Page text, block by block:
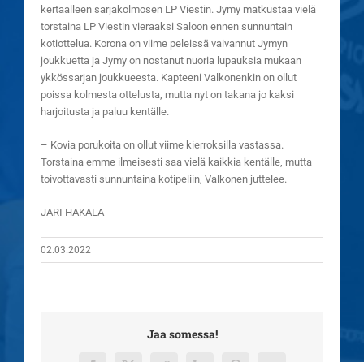
kertaalleen sarjakolmosen LP Viestin. Jymy matkustaa vielä
torstaina LP Viestin vieraaksi Saloon ennen sunnuntain
kotiottelua. Korona on viime peleissä vaivannut Jymyn
joukkuetta ja Jymy on nostanut nuoria lupauksia mukaan
ykkössarjan joukkueesta. Kapteeni Valkonenkin on ollut
poissa kolmesta ottelusta, mutta nyt on takana jo kaksi
harjoitusta ja paluu kentälle.
– Kovia porukoita on ollut viime kierroksilla vastassa.
Torstaina emme ilmeisesti saa vielä kaikkia kentälle, mutta
toivottavasti sunnuntaina kotipeliin, Valkonen juttelee.
JARI HAKALA
02.03.2022
Jaa somessa!